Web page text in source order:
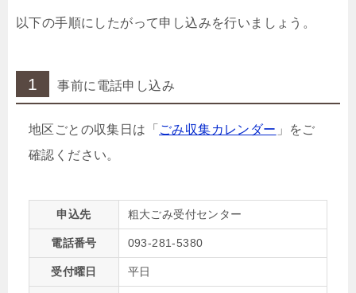
以下の手順にしたがって申し込みを行いましょう。
1 事前に電話申し込み
地区ごとの収集日は「 ごみ収集カレンダー 」をご
確認ください。
申込先 粗大ごみ受付センター
電話番号 093-281-5380
受付曜日 平日